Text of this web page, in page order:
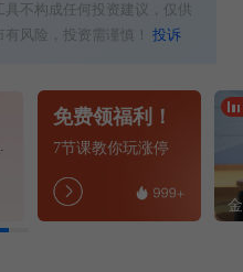
不构成任何投资建议，仅供
有风险，投资需谨慎！投诉
免费领福利！
7节课教你玩涨停